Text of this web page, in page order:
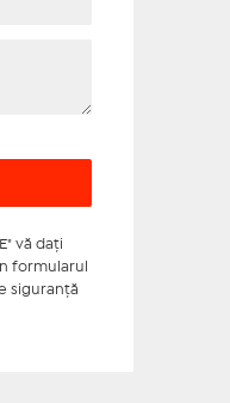
vă daţi
formularul
siguranţă